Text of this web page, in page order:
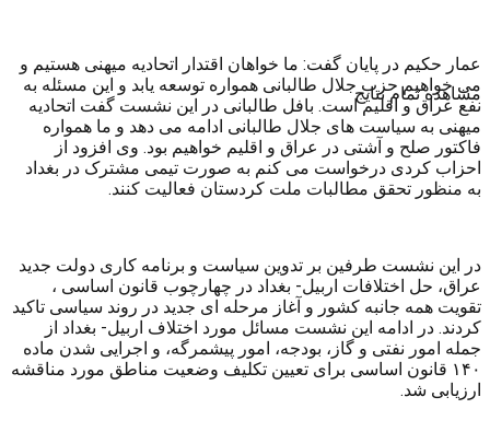
مشاهده تمام نتایج
عمار حکیم در پایان گفت: ما خواهان اقتدار اتحادیه میهنی هستیم و
می خواهیم حزب جلال طالبانی همواره توسعه یابد و این مسئله به
نفع عراق و اقلیم است. بافل طالبانی در این نشست گفت اتحادیه
میهنی به سیاست های جلال طالبانی ادامه می دهد و ما همواره
فاکتور صلح و آشتی در عراق و اقلیم خواهیم بود. وی افزود از
احزاب کردی درخواست می کنم به صورت تیمی مشترک در بغداد
به منظور تحقق مطالبات ملت کردستان فعالیت کنند.
در این نشست طرفین بر تدوین سیاست و برنامه کاری دولت جدید
عراق، حل اختلافات اربیل- بغداد در چهارچوب قانون اساسی ،
تقویت همه جانبه کشور و آغاز مرحله ای جدید در روند سیاسی تاکید
کردند. در ادامه این نشست مسائل مورد اختلاف اربیل- بغداد از
جمله امور نفتی و گاز، بودجه، امور پیشمرگه، و اجرایی شدن ماده
۱۴۰ قانون اساسی برای تعیین تکلیف وضعیت مناطق مورد مناقشه
ارزیابی شد.